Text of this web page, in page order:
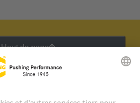
Haut de page